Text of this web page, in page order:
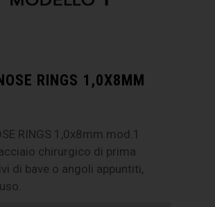
RINGS 1,0X8MM
RINGS 1,0x8mm mod.1
chirurgico di prima
di bave o angoli appuntiti,